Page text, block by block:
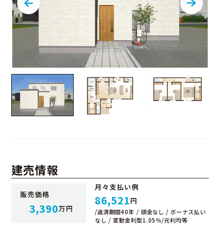
建売情報
販売価格
3,390万円
月々支払い例
86,521円
/返済期間40年 / 頭金なし / ボーナス払い
なし / 変動金利型1.05％/元利均等